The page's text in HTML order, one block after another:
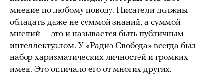
мнение по любому поводу. Писатели должны
обладать даже не суммой знаний, а суммой
мнений — это и называется быть публичным
интеллектуалом. У «Радио Свобода» всегда был
набор харизматических личностей и громких
имен. Это отличало его от многих других.